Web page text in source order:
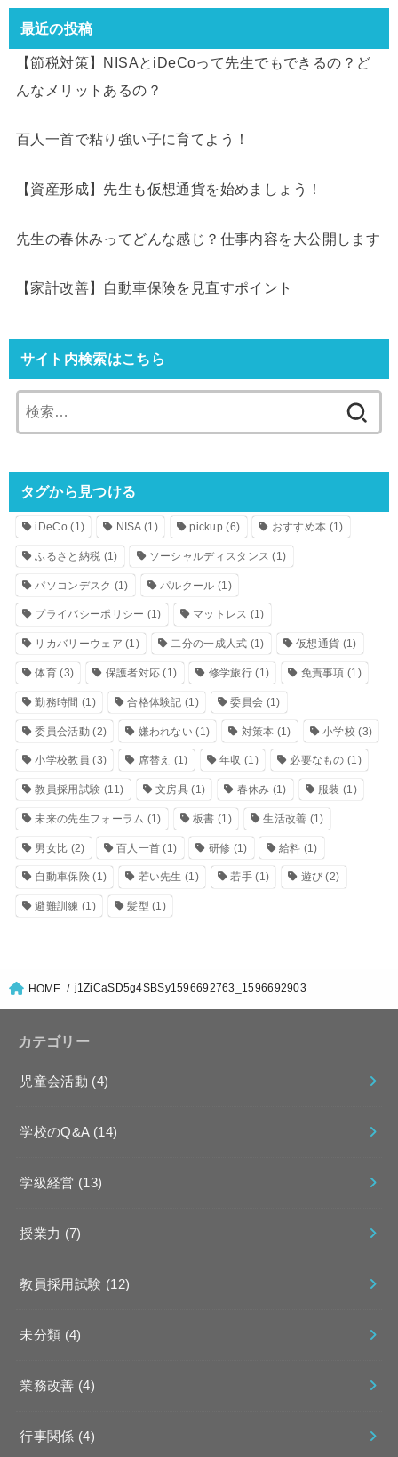
最近の投稿
【節税対策】NISAとiDeCoって先生でもできるの？ど
んなメリットあるの？
百人一首で粘り強い子に育てよう！
【資産形成】先生も仮想通貨を始めましょう！
先生の春休みってどんな感じ？仕事内容を大公開します
【家計改善】自動車保険を見直すポイント
サイト内検索はこちら
索:
タグから見つける
iDeCo (1) NISA(1) pickup (6) おすすめ本 (1)
ふるさと納税 (1) ソーシャルディスタンス (1)
パソコンデスク (1) パルクール (1)
プライバシーポリシー (1) マットレス (1)
リカバリーウェア (1) 二分の一成人式 (1) 仮想通貨 (1)
体育 (3) 保護者対応 (1) 修学旅行(1) 免責事項 (1)
勤務時間 (1) 合格体験記 (1) 委員会 (1)
委員会活動(2) 嫌われない (1) 対策本 (1) 小学校 (3)
小学校教員 (3) 席替え (1) 年収 (1) 必要なもの (1)
教員採用試験 (11) 文房具 (1) 春休み (1) 服装 (1)
未来の先生フォーラム (1) 板書 (1) 生活改善 (1)
男女比 (2) 百人一首 (1) 研修 (1) 給料 (1)
自動車保険(1) 若い先生 (1) 若手(1) 遊び (2)
避難訓練 (1) 髪型 (1)
HOME j1ZiCaSD5g4SBSy1596692763_1596692903
カテゴリー
児童会活動 (4)
学校のQ&A (14)
学級経営 (13)
授業力 (7)
教員採用試験 (12)
未分類 (4)
業務改善 (4)
行事関係 (4)